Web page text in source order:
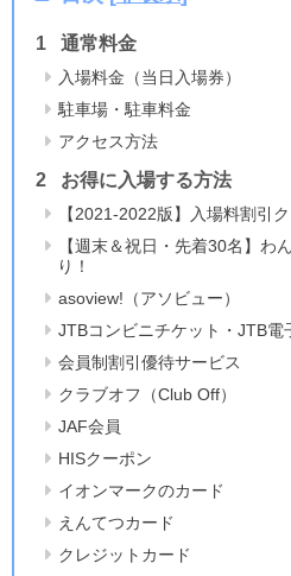
通常料金
入場料金（当日入場券）
駐車場・駐車料金
アクセス方法
お得に入場する方法
【2021-2022版】入場料割引
【週末＆祝日・先着30名】わ
り！
asoview!（アソビュー）
JTBコンビニチケット・JTB電
会員制割引優待サービス
クラブオフ（Club Off）
JAF会員
HISクーポン
イオンマークのカード
えんてつカード
クレジットカード